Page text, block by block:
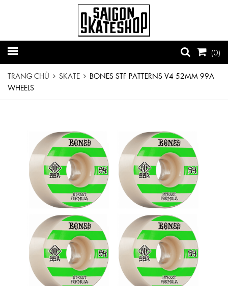
(0)
TRANG CHỦ SKATE
BONES STF PATTERNS V4 52MM 99A
WHEELS